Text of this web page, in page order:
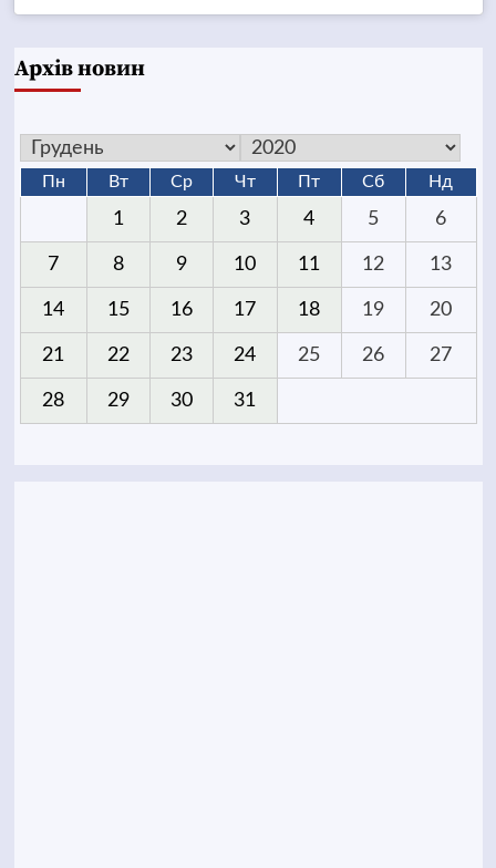
Архів новин
Пн Вт Ср Чт Пт Сб Нд
1 2 3 4 5 6
7 8 9 10 11 12 13
14 15 16 17 18 19 20
21 22 23 24 25 26 27
28 29 30 31